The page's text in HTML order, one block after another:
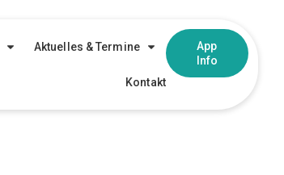
Aktuelles & Termine
Kontakt
App
Info